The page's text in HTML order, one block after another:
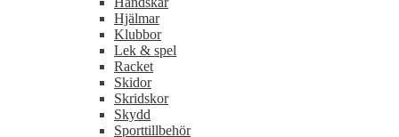
Hjälmar
Klubbor
Lek & spel
Racket
Skidor
Skridskor
Skydd
Sporttillbehör